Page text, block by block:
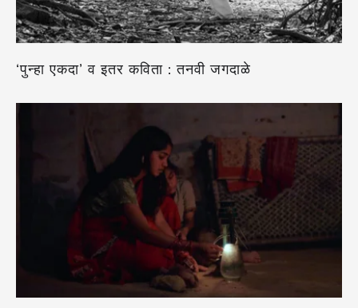
‘पुन्हा एकदा’ व इतर कविता : तनवी जगदाळे